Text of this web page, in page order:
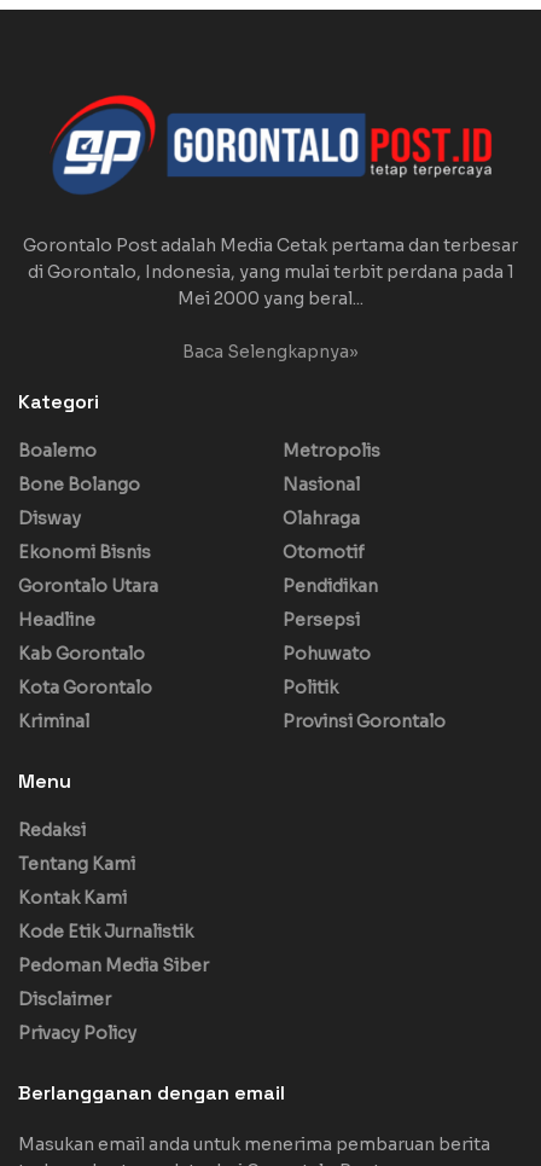
Gorontalo Post adalah Media Cetak pertama dan terbesar
di Gorontalo, Indonesia, yang mulai terbit perdana pada 1
Mei 2000 yang beral...
Baca Selengkapnya»
Kategori
Boalemo
Bone Bolango
Disway
Ekonomi Bisnis
Gorontalo Utara
Headline
Kab Gorontalo
Kota Gorontalo
Kriminal
Metropolis
Nasional
Olahraga
Otomotif
Pendidikan
Persepsi
Pohuwato
Politik
Provinsi Gorontalo
Menu
Redaksi
Tentang Kami
Kontak Kami
Kode Etik Jurnalistik
Pedoman Media Siber
Disclaimer
Privacy Policy
Berlangganan dengan email
Masukan email anda untuk menerima pembaruan berita